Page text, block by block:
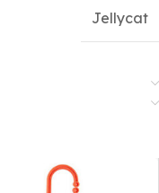
Jellycat